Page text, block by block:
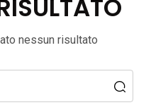
nessun risultato